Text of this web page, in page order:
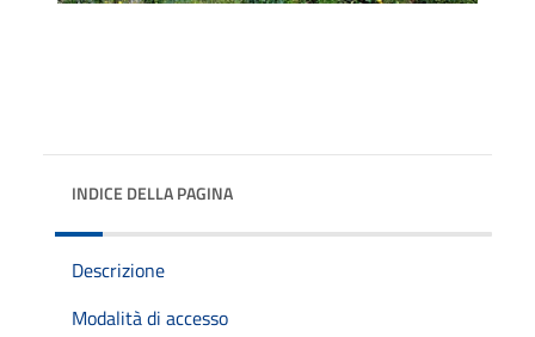
INDICE DELLA PAGINA
Descrizione
Modalità di accesso